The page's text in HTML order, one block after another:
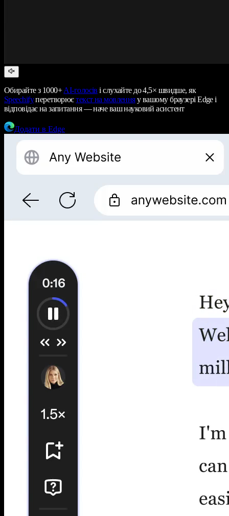
Обирайте з 1000+AI-голосів і слухайте до 4,5× швидше, як
Speechifyперетворюєтекст на мовленняу вашому браузері Edge і
відповідає на запитання — наче ваш науковий асистент
Додати в Edge